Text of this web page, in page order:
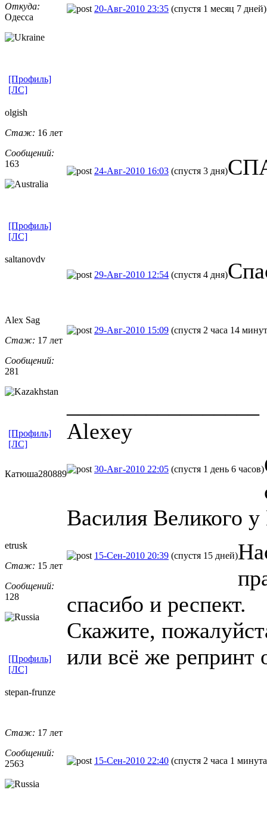
Откуда:
Одесса
20-Авг-2010 23:35 (спустя 1 месяц 7 дней)
[Профиль]
[ЛС]
olgish
Стаж: 16 лет
Сообщений:
163
24-Авг-2010 16:03 (спустя 3 дня)
[Профиль]
[ЛС]
saltanovdv
29-Авг-2010 12:54 (спустя 4 дня)
Alex Sag
Стаж: 17 лет
Сообщений:
281
29-Авг-2010 15:09 (спустя 2 часа 14
Alexey
[Профиль]
[ЛС]
Катюша280889 30-Авг-2010 22:05 (спустя 1 день 6 часов)
Василия Великого у
etrusk
Стаж: 15 лет
Сообщений:
128
15-Сен-2010 20:39 (спустя 15 дней)
спасибо и респект.
Скажите,
или всё же репринт
[Профиль]
[ЛС]
stepan-frunz​e
Стаж: 17 лет
Сообщений:
2563
15-Сен-2010 22:40 (спустя 2 часа 1